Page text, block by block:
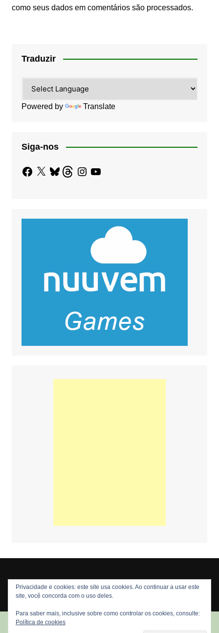
como seus dados em comentários são processados.
Traduzir
Powered by Translate
Siga-nos
Facebook
X BlueskyThreadsInstagram
YouTube
Copyright © 2026 Nós Nerds. Todos os direitos reservados
Privacidade e cookies: este site usa cookies. Ao continuar a usar este
site, você concorda com o uso deles.
Para saber mais, inclusive sobre como controlar os cookies, consulte:
Política de cookies